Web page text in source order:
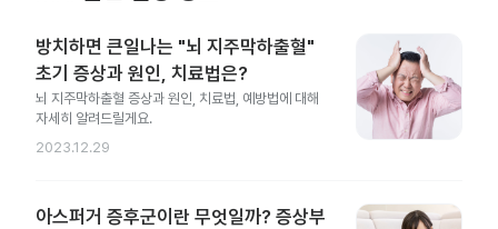
방치하면 큰일나는 "뇌 지주막하출혈"
초기 증상과 원인, 치료법은?
뇌 지주막하출혈 증상과 원인, 치료법, 예방법에 대해
자세히 알려드릴게요.
2023.12.29
아스퍼거 증후군이란 무엇일까? 증상부